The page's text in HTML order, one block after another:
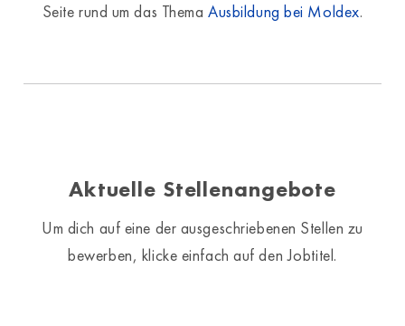
Seite rund um das ThemaAusbildung bei Moldex.
Aktuelle Stellenangebote
Um dich auf eine der ausgeschriebenen Stellen zu
bewerben, klicke einfach auf den Jobtitel.